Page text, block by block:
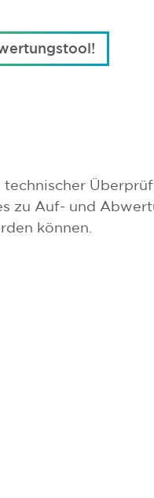
zu Auf- und
können.